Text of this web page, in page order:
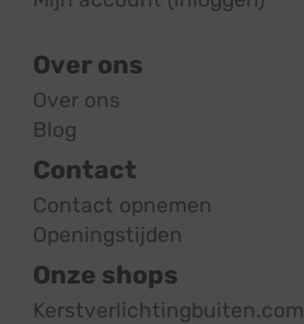
Over ons
Over ons
Blog
Contact
Contact opnemen
Openingstijden
Onze shops
Kerstverlichtingbuiten.com